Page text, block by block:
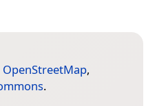
OpenStreetMap,
.